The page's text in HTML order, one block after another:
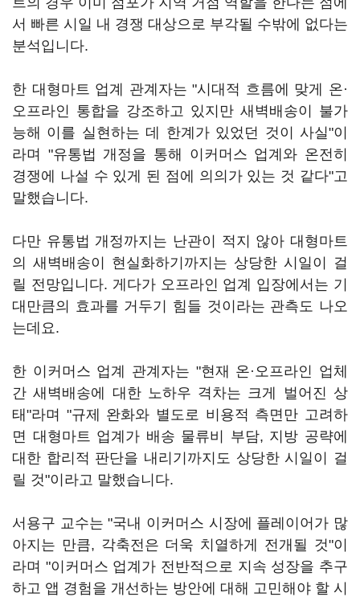
서 빠른 시일 내 경쟁 대상으로 부각될 수밖에 없다는
분석입니다.
한 대형마트 업계 관계자는 "시대적 흐름에 맞게 온·
오프라인 통합을 강조하고 있지만 새벽배송이 불가
능해 이를 실현하는 데 한계가 있었던 것이 사실"이
라며 "유통법 개정을 통해 이커머스 업계와 온전히
경쟁에 나설 수 있게 된 점에 의의가 있는 것 같다"고
말했습니다.
다만 유통법 개정까지는 난관이 적지 않아 대형마트
의 새벽배송이 현실화하기까지는 상당한 시일이 걸
릴 전망입니다. 게다가 오프라인 업계 입장에서는 기
대만큼의 효과를 거두기 힘들 것이라는 관측도 나오
는데요.
한 이커머스 업계 관계자는 "현재 온·오프라인 업체
간 새벽배송에 대한 노하우 격차는 크게 벌어진 상
태"라며 "규제 완화와 별도로 비용적 측면만 고려하
면 대형마트 업계가 배송 물류비 부담, 지방 공략에
대한 합리적 판단을 내리기까지도 상당한 시일이 걸
릴 것"이라고 말했습니다.
서용구 교수는 "국내 이커머스 시장에 플레이어가 많
아지는 만큼, 각축전은 더욱 치열하게 전개될 것"이
라며 "이커머스 업계가 전반적으로 지속 성장을 추구
하고 앱 경험을 개선하는 방안에 대해 고민해야 할 시